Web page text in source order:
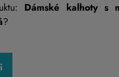
Dámské kalhoty s
?